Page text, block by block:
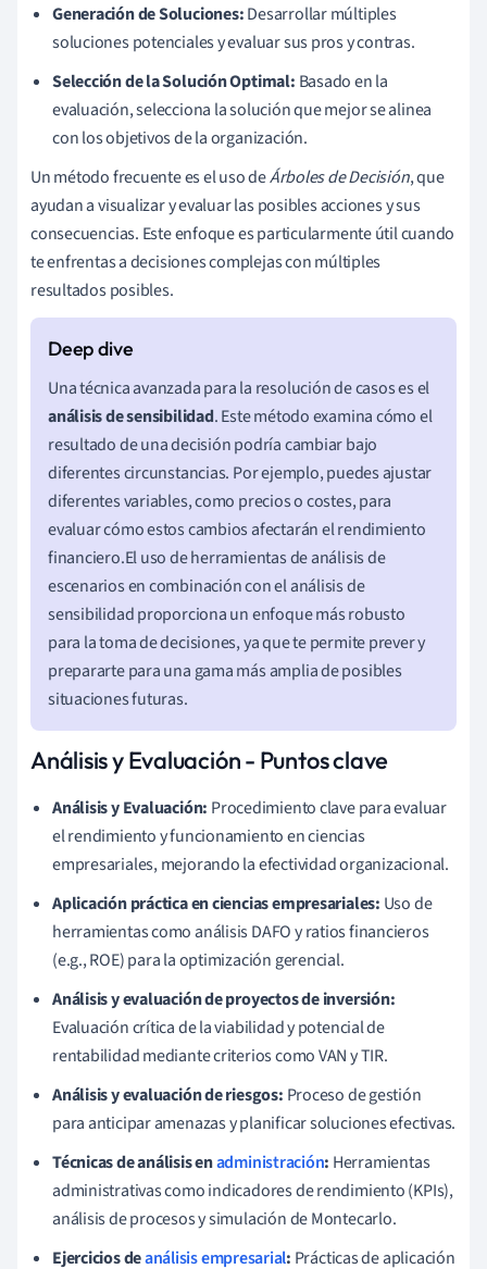
Generación de Soluciones:Desarrollar múltiples
soluciones potenciales y evaluar sus pros y contras.
Selección de la Solución Optimal: Basado en la
evaluación, selecciona la solución que mejor se alinea
con los objetivos de la organización.
Un método frecuente es el uso deÁrboles de Decisión, que
ayudan a visualizar y evaluar las posibles acciones y sus
consecuencias. Este enfoque es particularmente útil cuando
te enfrentas a decisiones complejas con múltiples
resultados posibles.
Una técnica avanzada para la resolución de casos es el
análisis de sensibilidad. Este método examina cómo el
resultado de una decisión podría cambiar bajo
diferentes circunstancias. Por ejemplo, puedes ajustar
diferentes variables, como precios o costes, para
evaluar cómo estos cambios afectarán el rendimiento
financiero.El uso de herramientas de análisis de
escenarios en combinación con el análisis de
sensibilidad proporciona un enfoque más robusto
para la toma de decisiones, ya que te permite prever y
prepararte para una gama más amplia de posibles
situaciones futuras.
Análisis y Evaluación - Puntos clave
Análisis y Evaluación: Procedimiento clave para evaluar
el rendimiento y funcionamiento en ciencias
empresariales, mejorando la efectividad organizacional.
Aplicación práctica en ciencias empresariales: Uso de
herramientas como análisis DAFO y ratios financieros
(e.g., ROE) para la optimización gerencial.
Análisis y evaluación de proyectos de inversión:
Evaluación crítica de la viabilidad y potencial de
rentabilidad mediante criterios como VAN y TIR.
Análisis y evaluación de riesgos: Proceso de gestión
para anticipar amenazas y planificar soluciones efectivas.
Técnicas de análisis enadministración: Herramientas
administrativas como indicadores de rendimiento (KPIs),
análisis de procesos y simulación de Montecarlo.
Ejercicios deanálisis empresarial: Prácticas de aplicación